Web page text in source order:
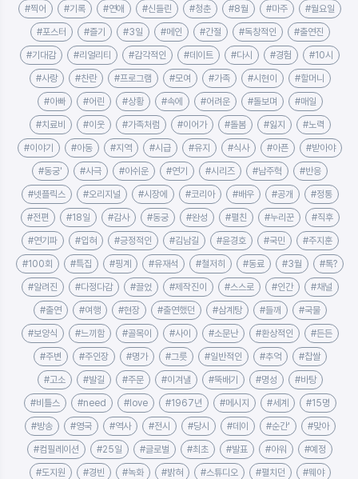
#찍어 #기록 #연애 #신들린 #청춘 #8월 #마주 #월요일
#포스터 #즐기 #3일 #메인 #간절 #독창적인 #출연진
#기대감 #리얼리티 #감각적인 #데이트 #다시 #경험 #10시
#사랑 #찬란 #프로그램 #모여 #가족 #시현이 #할머니
#아빠 #어린 #상황 #속에 #어려운 #돌보며 #매일
#치료비 #이웃 #가족처럼 #이어가 #돌봄 #잃지 #노력
#이야기 #아동 #지역 #시급 #유지 #식사 #아픈 #받아야
#동궁' #사극 #아쉬운 #연기 #시리즈 #남주혁 #반응
#넷플릭스 #오리지널 #시장에 #코리아 #배우 #공개 #정통
#전편 #18일 #감사 #동궁 #완성 #펼친 #누리꾼 #직후
#연기파 #입혀 #긍정적인 #김남길 #윤경호 #국민 #주지훈
#100회 #특집 #핑계 #유재석 #철저히 #동료 #3월 #톡?
#알려진 #다정다감 #끌었 #제작진이 #스스로 #인간 #채널
#출연 #여행 #현장 #출연했던 #삼계탕 #들깨 #국물
#보양식 #느끼함 #골목이 #사이 #소문난 #환상적인 #든든
#주변 #주인장 #명가 #그릇 #일반적인 #추억 #찹쌀
#고소 #발길 #주문 #이겨낼 #뚝배기 #명성 #바탕
#비틀스 #need #love #1967년 #메시지 #세계 #15명
#방송 #영국 #역사 #전시 #당시 #데이 #순간' #맞아
#컴필레이션 #25일 #글로벌 #최초 #발표 #아워 #예정
#도지원 #경빈 #녹화 #밝혀 #스튜디오 #펼치던 #뭬야